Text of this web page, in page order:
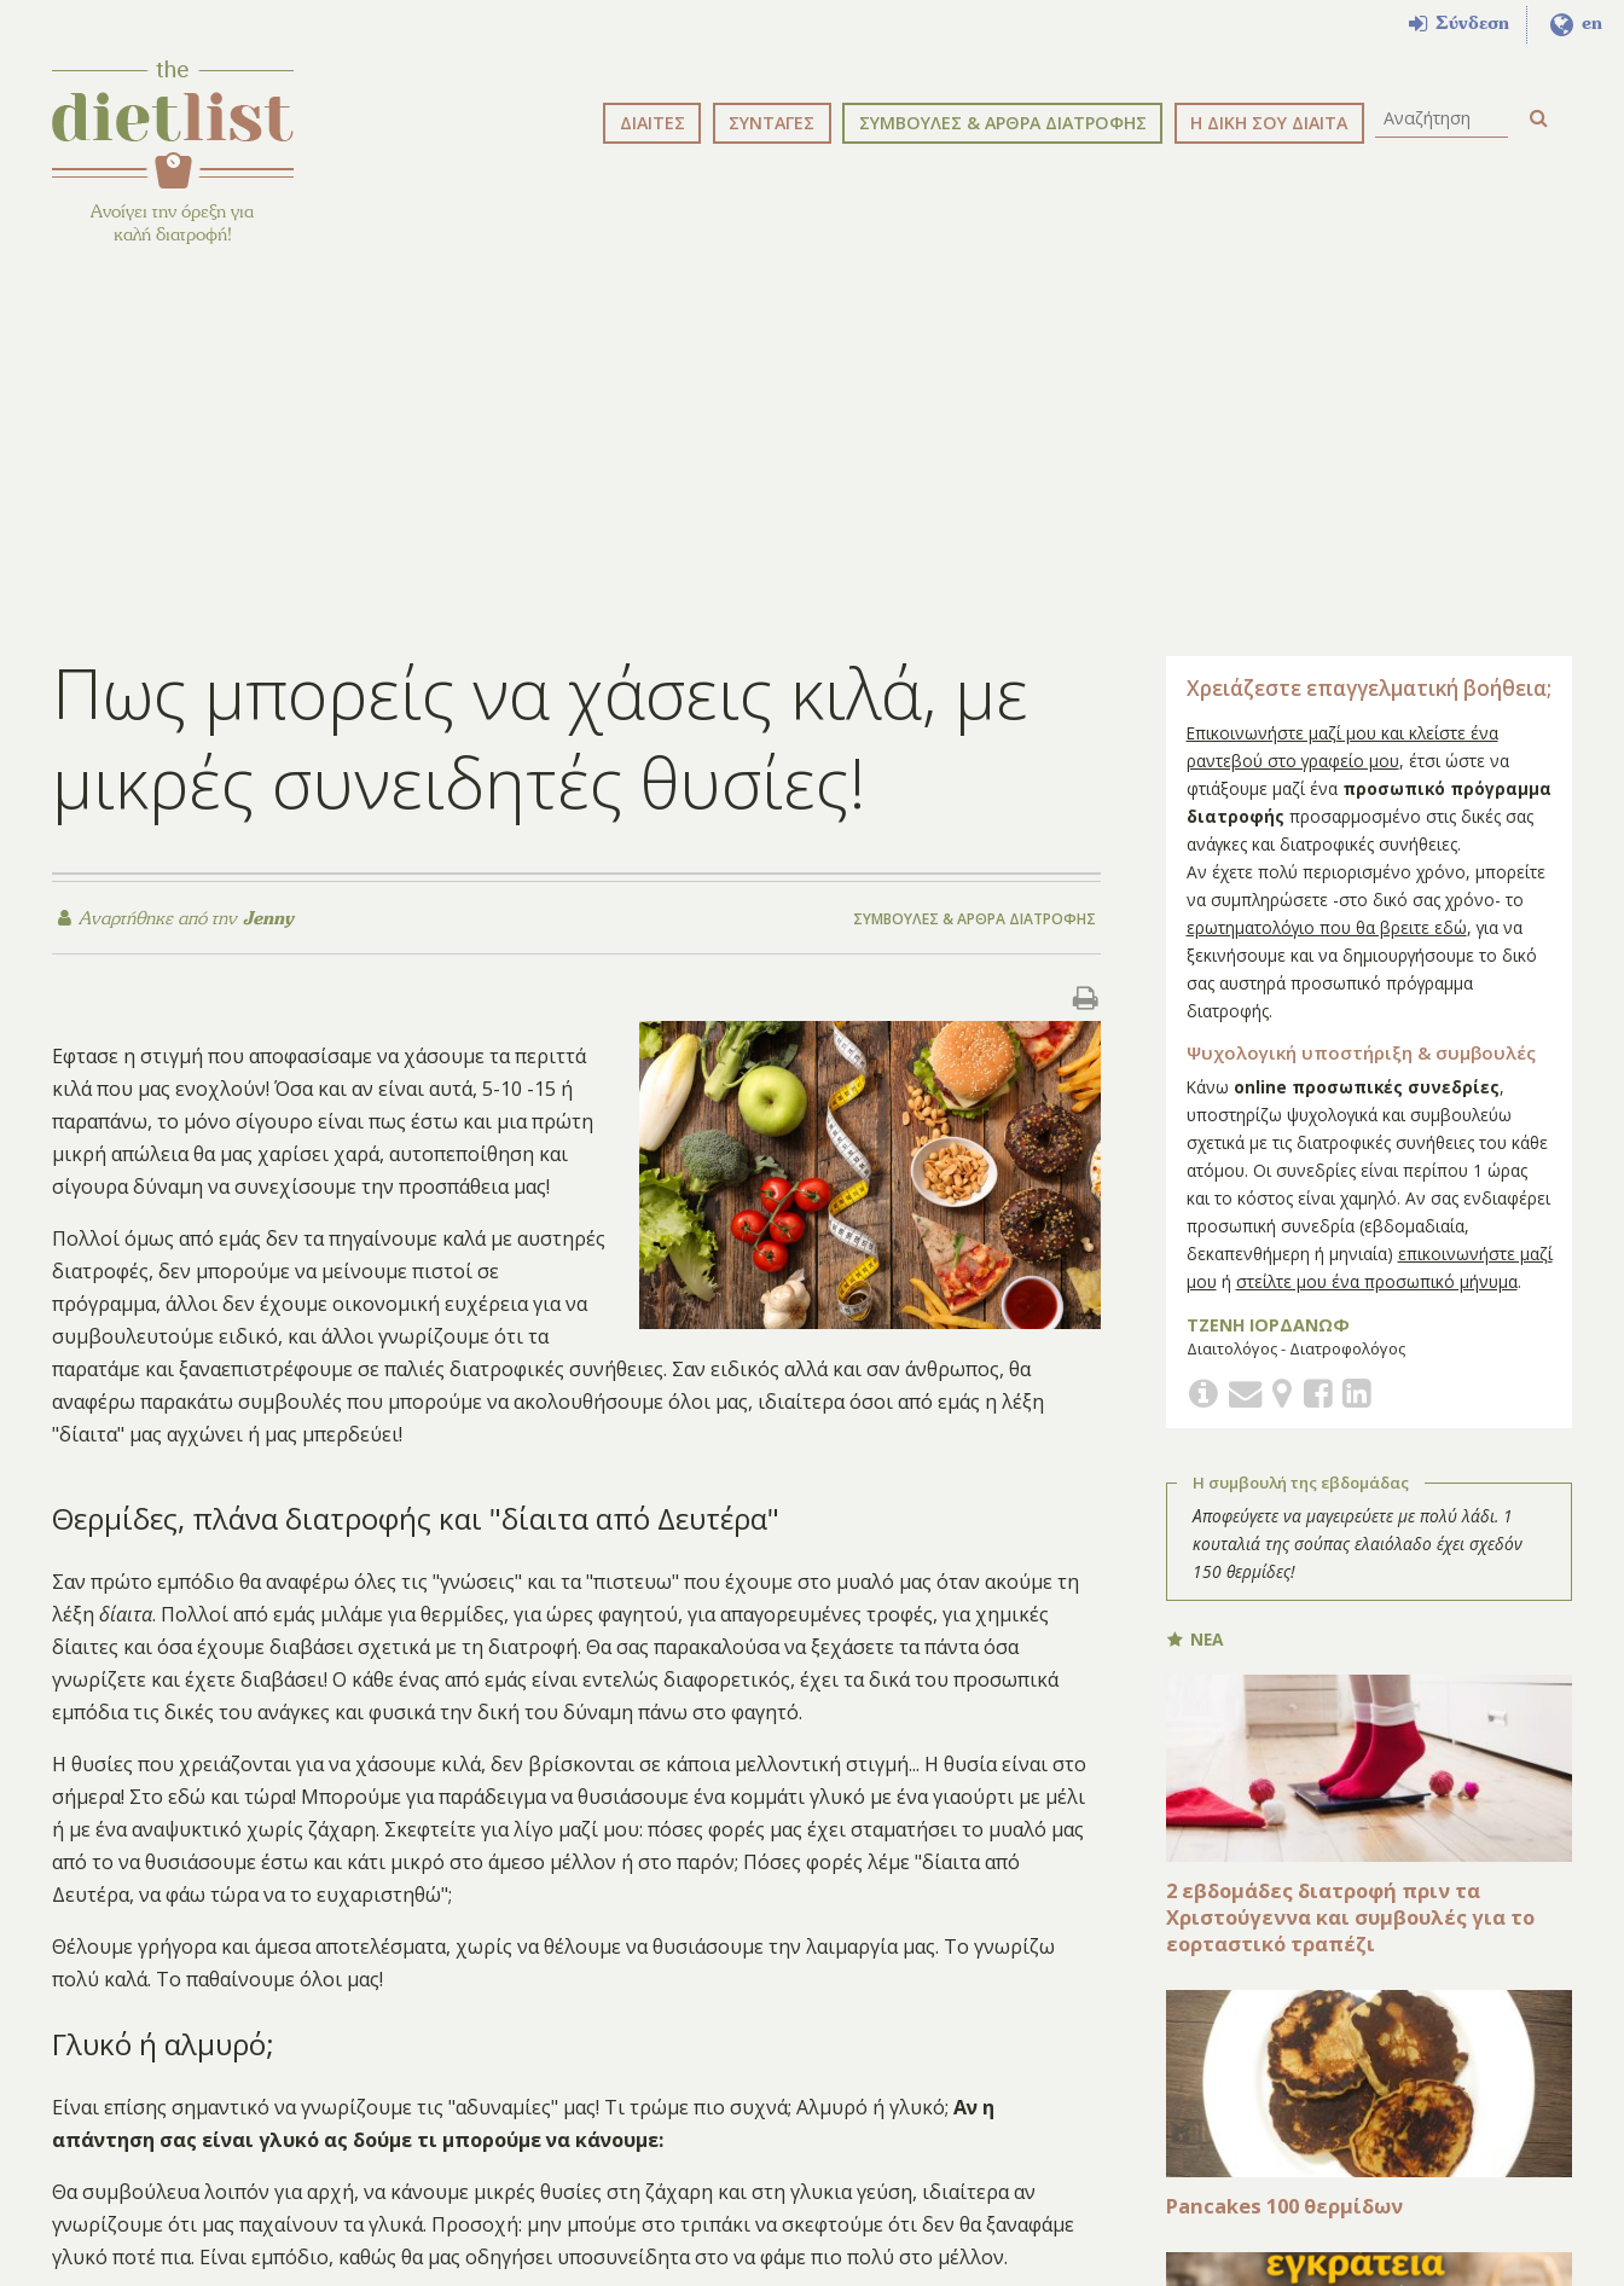
en
Σύνδεση
Ανοίγει την όρεξη για
καλή διατροφή!
ΔΙΑΙΤΕΣ ΣΥΝΤΑΓΕΣ ΣΥΜΒΟΥΛΕΣ & ΑΡΘΡΑ ΔΙΑΤΡΟΦΗΣ Η ΔΙΚΗ ΣΟΥ ΔΙΑΙΤΑ
Πως μπορείς να χάσεις κιλά, με
μικρές συνειδητές θυσίες!
Αναρτήθηκε από τηνJenny ΣΥΜΒΟΥΛΈΣ & ΆΡΘΡΑ ΔΙΑΤΡΟΦΉΣ
Εφτασε η στιγμή που αποφασίσαμε να χάσουμε τα περιττά
κιλά που μας ενοχλούν! Όσα και αν είναι αυτά, 5-10 -15 ή
παραπάνω, το μόνο σίγουρο είναι πως έστω και μια πρώτη
μικρή απώλεια θα μας χαρίσει χαρά, αυτοπεποίθηση και
σίγουρα δύναμη να συνεχίσουμε την προσπάθεια μας!
Πολλοί όμως από εμάς δεν τα πηγαίνουμε καλά με αυστηρές
διατροφές, δεν μπορούμε να μείνουμε πιστοί σε
πρόγραμμα, άλλοι δεν έχουμε οικονομική ευχέρεια για να
συμβουλευτούμε ειδικό, και άλλοι γνωρίζουμε ότι τα
παρατάμε και ξαναεπιστρέφουμε σε παλιές διατροφικές συνήθειες. Σαν ειδικός αλλά και σαν άνθρωπος, θα
αναφέρω παρακάτω συμβουλές που μπορούμε να ακολουθήσουμε όλοι μας, ιδιαίτερα όσοι από εμάς η λέξη
"δίαιτα" μας αγχώνει ή μας μπερδεύει!
Θερμίδες, πλάνα διατροφής και "δίαιτα από Δευτέρα"
Σαν πρώτο εμπόδιο θα αναφέρω όλες τις "γνώσεις" και τα "πιστευω" που έχουμε στο μυαλό μας όταν ακούμε τη
λέξη δίαιτα. Πολλοί από εμάς μιλάμε για θερμίδες, για ώρες φαγητού, για απαγορευμένες τροφές, για χημικές
δίαιτες και όσα έχουμε διαβάσει σχετικά με τη διατροφή. Θα σας παρακαλούσα να ξεχάσετε τα πάντα όσα
γνωρίζετε και έχετε διαβάσει! Ο κάθε ένας από εμάς είναι εντελώς διαφορετικός, έχει τα δικά του προσωπικά
εμπόδια τις δικές του ανάγκες και φυσικά την δική του δύναμη πάνω στο φαγητό.
Η θυσίες που χρειάζονται για να χάσουμε κιλά, δεν βρίσκονται σε κάποια μελλοντική στιγμή... Η θυσία είναι στο
σήμερα! Στο εδώ και τώρα! Μπορούμε για παράδειγμα να θυσιάσουμε ένα κομμάτι γλυκό με ένα γιαούρτι με μέλι
ή με ένα αναψυκτικό χωρίς ζάχαρη. Σκεφτείτε για λίγο μαζί μου: πόσες φορές μας έχει σταματήσει το μυαλό μας
από το να θυσιάσουμε έστω και κάτι μικρό στο άμεσο μέλλον ή στο παρόν; Πόσες φορές λέμε "δίαιτα από
Δευτέρα, να φάω τώρα να το ευχαριστηθώ";
Θέλουμε γρήγορα και άμεσα αποτελέσματα, χωρίς να θέλουμε να θυσιάσουμε την λαιμαργία μας. Το γνωρίζω
πολύ καλά. Το παθαίνουμε όλοι μας!
Γλυκό ή αλμυρό;
Είναι επίσης σημαντικό να γνωρίζουμε τις "αδυναμίες" μας! Τι τρώμε πιο συχνά; Αλμυρό ή γλυκό; Αν η
απάντηση σας είναι γλυκό ας δούμε τι μπορούμε να κάνουμε:
Θα συμβούλευα λοιπόν για αρχή, να κάνουμε μικρές θυσίες στη ζάχαρη και στη γλυκια γεύση, ιδιαίτερα αν
γνωρίζουμε ότι μας παχαίνουν τα γλυκά. Προσοχή: μην μπούμε στο τριπάκι να σκεφτούμε ότι δεν θα ξαναφάμε
γλυκό ποτέ πια. Είναι εμπόδιο, καθώς θα μας οδηγήσει υποσυνείδητα στο να φάμε πιο πολύ στο μέλλον.
Χρειάζεστε επαγγελματική βοήθεια;
Επικοινωνήστε μαζί μου και κλείστε ένα
ραντεβού στο γραφείο μου, έτσι ώστε να
φτιάξουμε μαζί ένα προσωπικό πρόγραμμα
διατροφής προσαρμοσμένο στις δικές σας
ανάγκες και διατροφικές συνήθειες.
Αν έχετε πολύ περιορισμένο χρόνο, μπορείτε
να συμπληρώσετε -στο δικό σας χρόνο- το
ερωτηματολόγιο που θα βρειτε εδώ, για να
ξεκινήσουμε και να δημιουργήσουμε το δικό
σας αυστηρά προσωπικό πρόγραμμα
διατροφής.
Ψυχολογική υποστήριξη & συμβουλές
Κάνω online προσωπικές συνεδρίες,
υποστηρίζω ψυχολογικά και συμβουλεύω
σχετικά με τις διατροφικές συνήθειες του κάθε
ατόμου. Οι συνεδρίες είναι περίπου 1 ώρας
και το κόστος είναι χαμηλό. Αν σας ενδιαφέρει
προσωπική συνεδρία (εβδομαδιαία,
δεκαπενθήμερη ή μηνιαία) επικοινωνήστε μαζί
μου ή στείλτε μου ένα προσωπικό μήνυμα.
ΤΖΕΝΗ ΙΟΡΔΑΝΩΦ
Διαιτολόγος - Διατροφολόγος
Η συμβουλή της εβδομάδας
Αποφεύγετε να μαγειρεύετε με πολύ λάδι. 1
κουταλιά της σούπας ελαιόλαδο έχει σχεδόν
150 θερμίδες!
ΝΕΑ
2 εβδομάδες διατροφή πριν τα
Χριστούγεννα και συμβουλές για το
εορταστικό τραπέζι
Pancakes 100 θερμίδων